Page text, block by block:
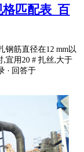
匹配表_百
钢筋直径在12 mm以
,宜用20 # 扎丝,大于
· 回答于